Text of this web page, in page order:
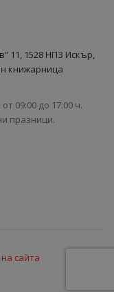
11, 1528 НПЗ Искър,
книжарница
09:00 до 17:00 ч.
празници.
сайта